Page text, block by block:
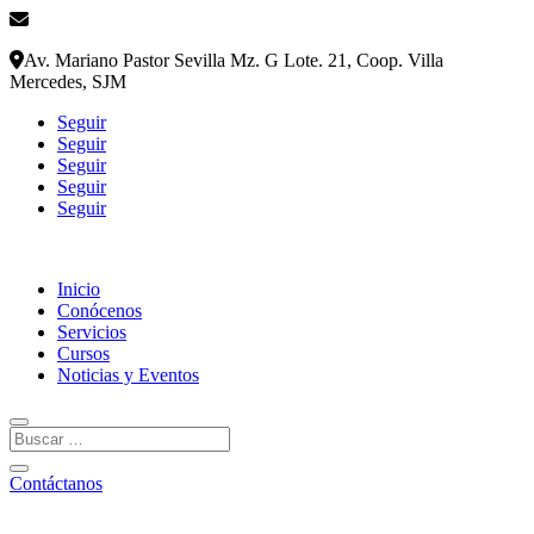
Av. Mariano Pastor Sevilla Mz. G Lote. 21, Coop. Villa
Mercedes, SJM
Seguir
Seguir
Seguir
Seguir
Seguir
Inicio
Conócenos
Servicios
Cursos
Noticias y Eventos
Contáctanos